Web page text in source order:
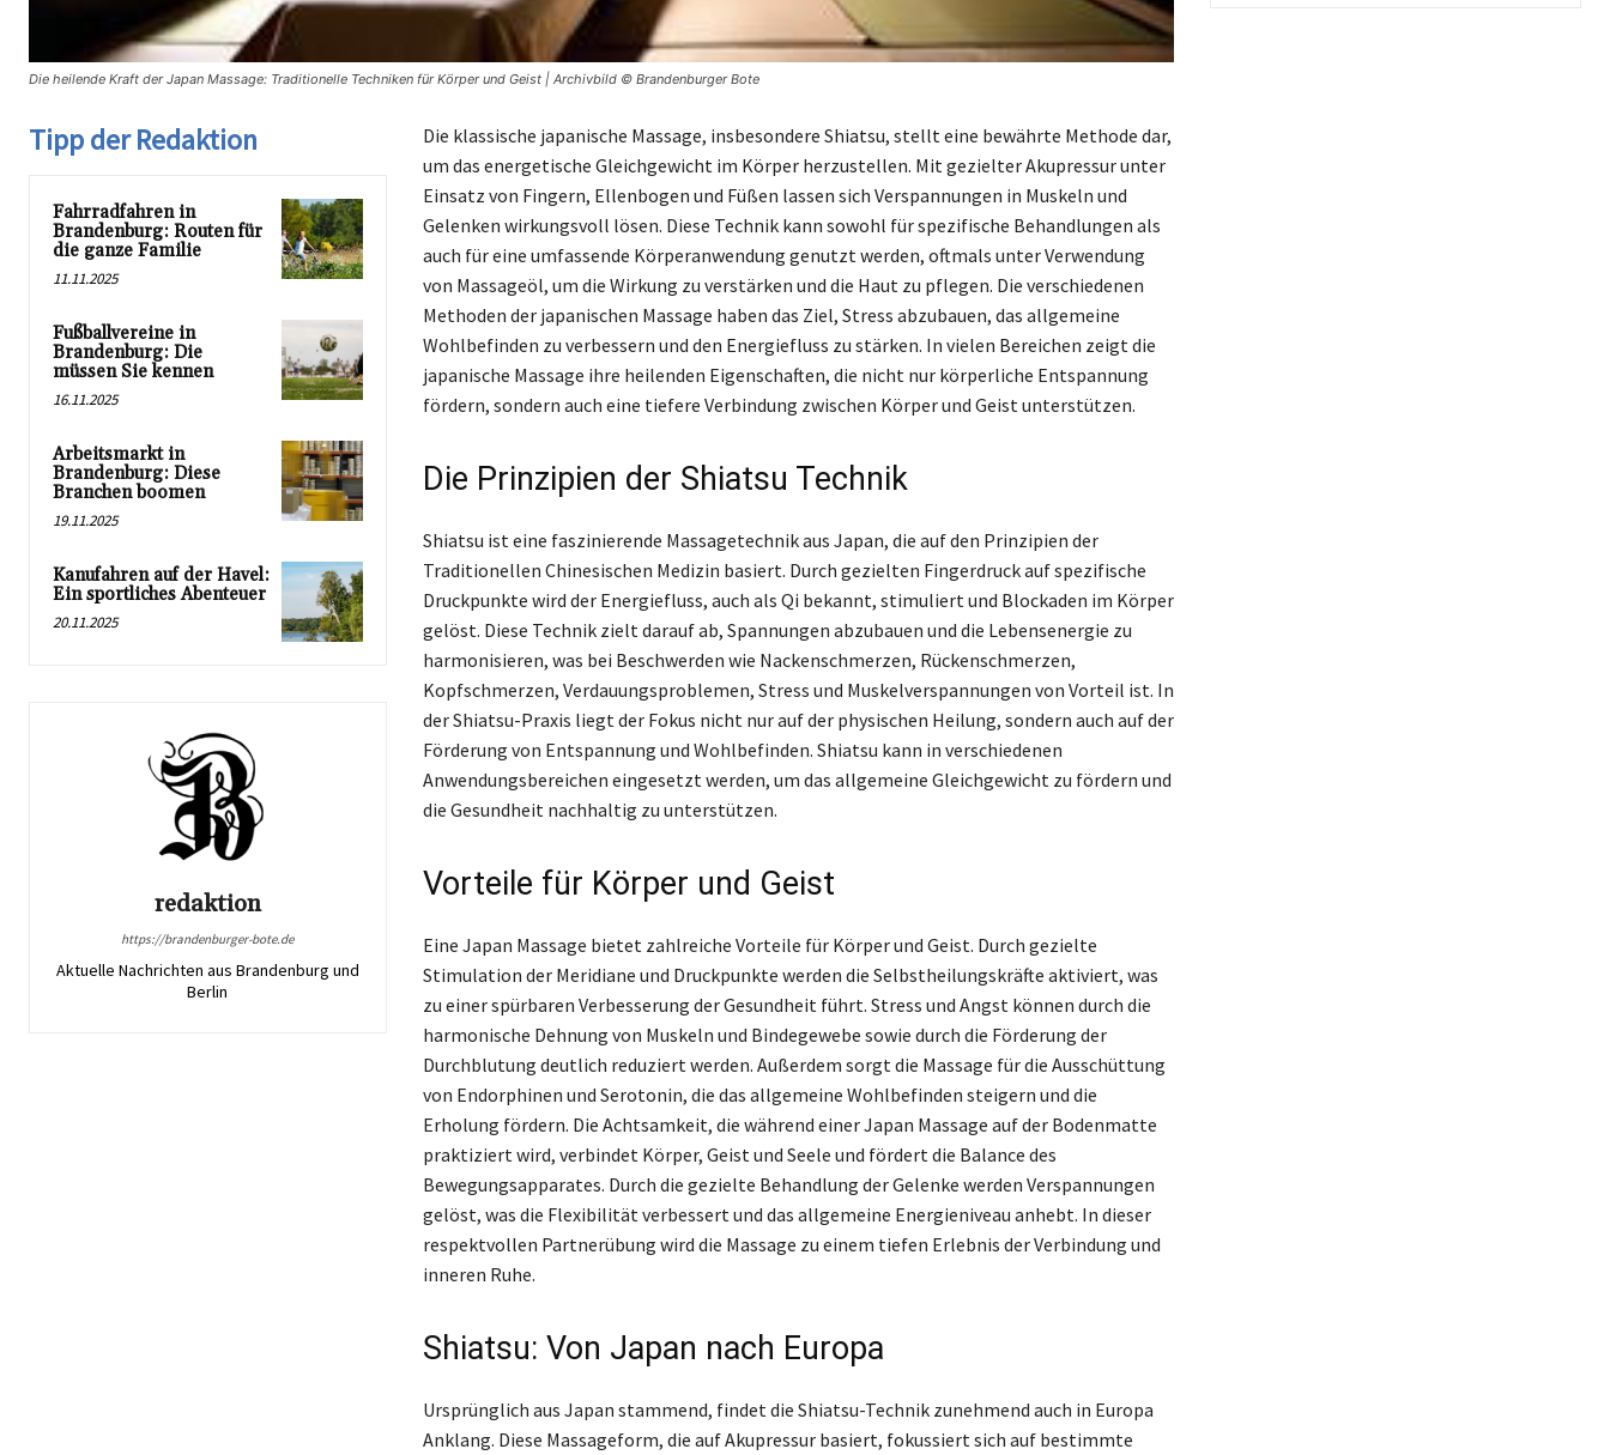
Die heilende Kraft der Japan Massage: Traditionelle Techniken für Körper und Geist | Archivbild © Brandenburger Bote
Tipp der Redaktion
Fahrradfahren in
Brandenburg: Routen für
die ganze Familie
11.11.2025
Fußballvereine in
Brandenburg: Die
müssen Sie kennen
16.11.2025
Arbeitsmarkt in
Brandenburg: Diese
Branchen boomen
19.11.2025
Kanufahren auf der Havel:
Ein sportliches Abenteuer
20.11.2025
redaktion
https://brandenburger-bote.de
Aktuelle Nachrichten aus Brandenburg und
Berlin
Die klassische japanische Massage, insbesondere Shiatsu, stellt eine bewährte Methode dar,
um das energetische Gleichgewicht im Körper herzustellen. Mit gezielter Akupressur unter
Einsatz von Fingern, Ellenbogen und Füßen lassen sich Verspannungen in Muskeln und
Gelenken wirkungsvoll lösen. Diese Technik kann sowohl für spezifische Behandlungen als
auch für eine umfassende Körperanwendung genutzt werden, oftmals unter Verwendung
von Massageöl, um die Wirkung zu verstärken und die Haut zu pflegen. Die verschiedenen
Methoden der japanischen Massage haben das Ziel, Stress abzubauen, das allgemeine
Wohlbefinden zu verbessern und den Energiefluss zu stärken. In vielen Bereichen zeigt die
japanische Massage ihre heilenden Eigenschaften, die nicht nur körperliche Entspannung
fördern, sondern auch eine tiefere Verbindung zwischen Körper und Geist unterstützen.
Die Prinzipien der Shiatsu Technik
Shiatsu ist eine faszinierende Massagetechnik aus Japan, die auf den Prinzipien der
Traditionellen Chinesischen Medizin basiert. Durch gezielten Fingerdruck auf spezifische
Druckpunkte wird der Energiefluss, auch als Qi bekannt, stimuliert und Blockaden im Körper
gelöst. Diese Technik zielt darauf ab, Spannungen abzubauen und die Lebensenergie zu
harmonisieren, was bei Beschwerden wie Nackenschmerzen, Rückenschmerzen,
Kopfschmerzen, Verdauungsproblemen, Stress und Muskelverspannungen von Vorteil ist. In
der Shiatsu-Praxis liegt der Fokus nicht nur auf der physischen Heilung, sondern auch auf der
Förderung von Entspannung und Wohlbefinden. Shiatsu kann in verschiedenen
Anwendungsbereichen eingesetzt werden, um das allgemeine Gleichgewicht zu fördern und
die Gesundheit nachhaltig zu unterstützen.
Vorteile für Körper und Geist
Eine Japan Massage bietet zahlreiche Vorteile für Körper und Geist. Durch gezielte
Stimulation der Meridiane und Druckpunkte werden die Selbstheilungskräfte aktiviert, was
zu einer spürbaren Verbesserung der Gesundheit führt. Stress und Angst können durch die
harmonische Dehnung von Muskeln und Bindegewebe sowie durch die Förderung der
Durchblutung deutlich reduziert werden. Außerdem sorgt die Massage für die Ausschüttung
von Endorphinen und Serotonin, die das allgemeine Wohlbefinden steigern und die
Erholung fördern. Die Achtsamkeit, die während einer Japan Massage auf der Bodenmatte
praktiziert wird, verbindet Körper, Geist und Seele und fördert die Balance des
Bewegungsapparates. Durch die gezielte Behandlung der Gelenke werden Verspannungen
gelöst, was die Flexibilität verbessert und das allgemeine Energieniveau anhebt. In dieser
respektvollen Partnerübung wird die Massage zu einem tiefen Erlebnis der Verbindung und
inneren Ruhe.
Shiatsu: Von Japan nach Europa
Ursprünglich aus Japan stammend, findet die Shiatsu-Technik zunehmend auch in Europa
Anklang. Diese Massageform, die auf Akupressur basiert, fokussiert sich auf bestimmte